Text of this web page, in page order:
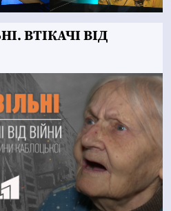
ВТІКАЧІ ВІД